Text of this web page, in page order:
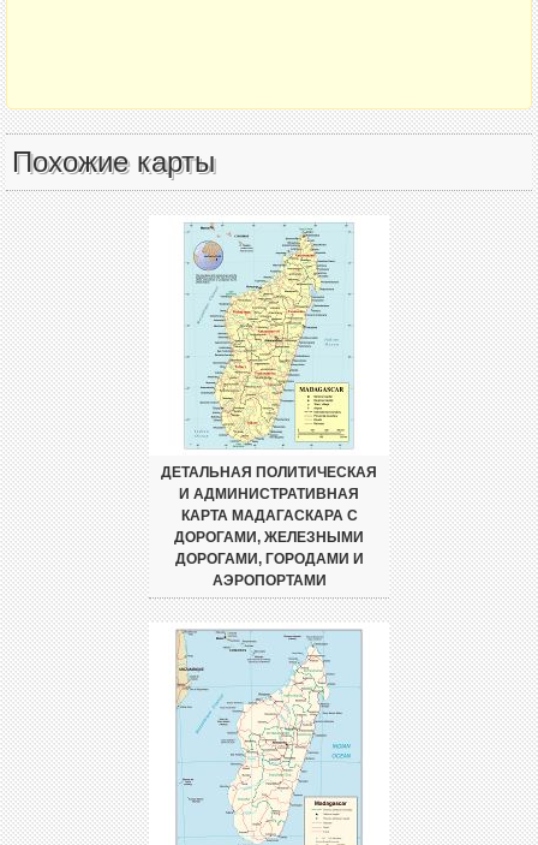
Похожие карты
ДЕТАЛЬНАЯ ПОЛИТИЧЕСКАЯ
И АДМИНИСТРАТИВНАЯ
КАРТА МАДАГАСКАРА С
ДОРОГАМИ, ЖЕЛЕЗНЫМИ
ДОРОГАМИ, ГОРОДАМИ И
АЭРОПОРТАМИ